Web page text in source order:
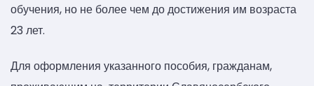
обучения, но не более чем до достижения им возраста
23 лет.
Для оформления указанного пособия, гражданам,